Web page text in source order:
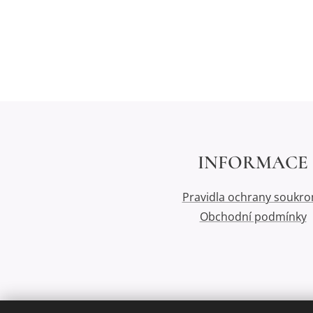
INFORMACE
Pravidla ochrany
Obchodní podmínky